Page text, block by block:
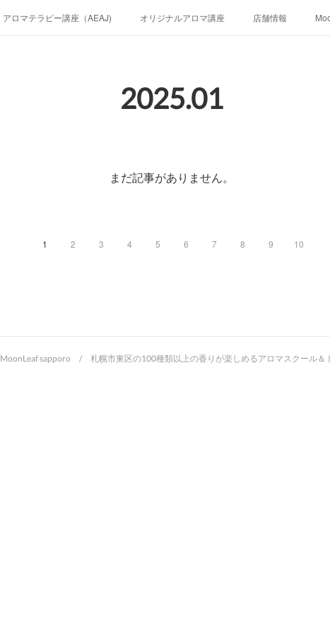
アロマテラピー講座（AEAJ) オリジナルアロマ講座 店舗情報
2025.01
まだ記事がありません。
1 2 3 4 5 6 7 8 9 10
MoonLeaf sapporo / 札幌市東区の100種類以上の香りが楽しめるアロマスクール＆